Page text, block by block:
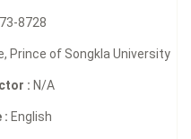
8728
Prince of Songkla University
: N/A
: English